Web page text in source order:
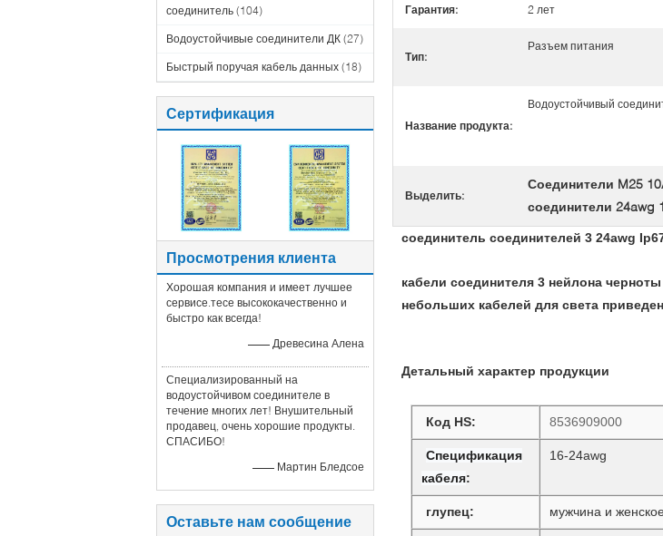
соединитель (104)
Водоустойчивые соединители ДК (27)
Быстрый поручая кабель данных (18)
Сертификация
Просмотрения клиента
Хорошая компания и имеет лучшее
сервисе.тесе высококачественно и
быстро как всегда!
—— Древесина Алена
Специализированный на
водоустойчивом соединителе в
течение многих лет! Внушительный
продавец, очень хорошие продукты.
СПАСИБО!
—— Мартин Бледсое
Оставьте нам сообщение
Гарантия: 2 лет
Тип:
Разъем питания
Название продукта:
Водоустойчивый
Выделить:
Соединители M25
соединители 24awg
соединитель соединителей 3 24awg
кабели соединителя 3 нейлона
небольших кабелей для света
Детальный характер продукции
Код HS: 8536909000
Спецификация
кабеля:
16-24awg
глупец: мужчина и